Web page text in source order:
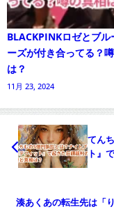
BLACKPINKロゼとブル
ーズが付き合ってる？
は？
11月 23, 2024
てん
ト』
湊あくあの転生先は「